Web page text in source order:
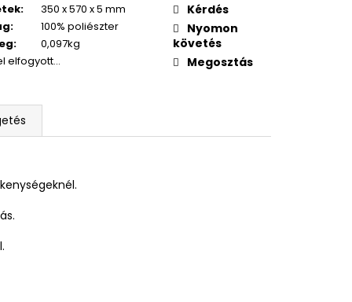
:
350 x 570 x 5 mm
:
100% poliészter
:
0,097kg
elfogyott…
Kérdés
Nyomon
követés
Megosztás